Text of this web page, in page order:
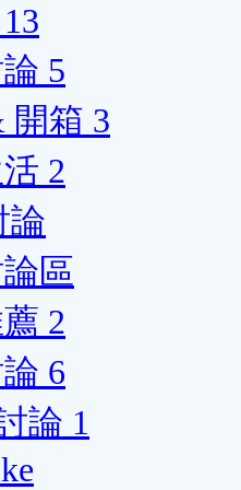
13
5
開箱 3
2
論
區
2
6
論 1